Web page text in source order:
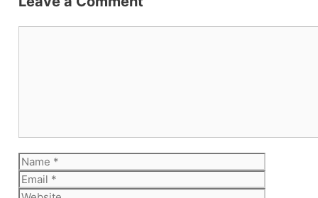
Name
Email
Website